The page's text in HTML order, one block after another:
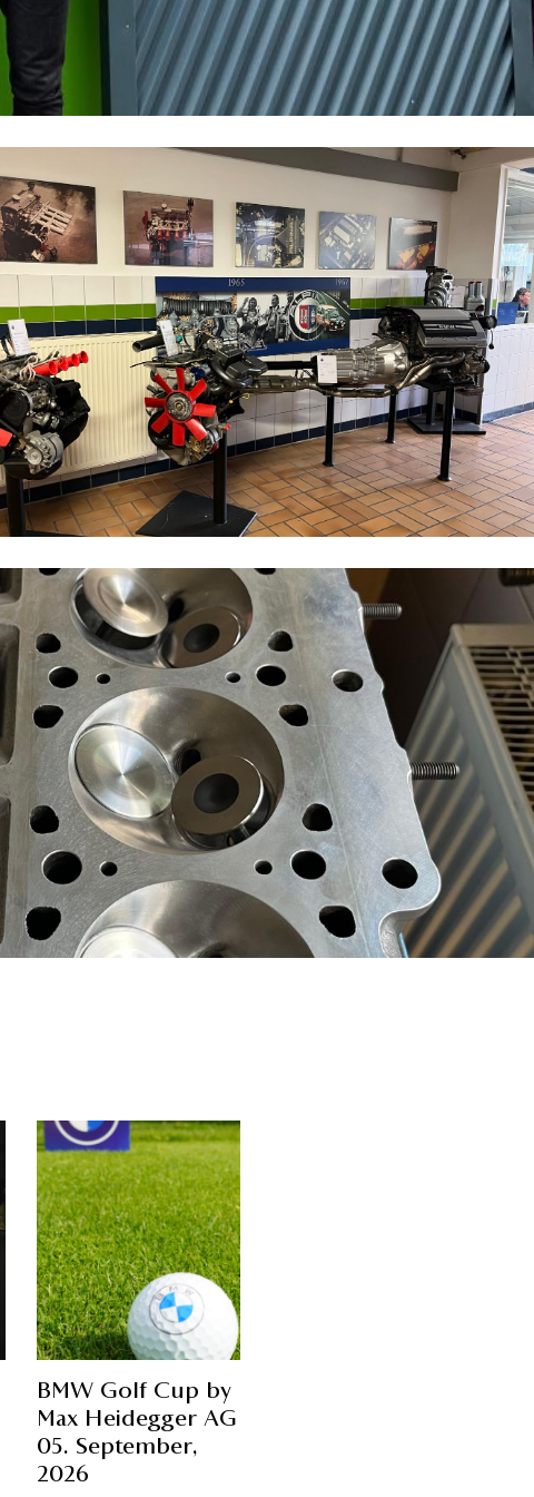
BMW Golf Cup by
Max Heidegger AG
05. September,
2026